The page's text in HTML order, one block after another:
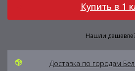
Купить в 1
Нашли
Доставка по городам